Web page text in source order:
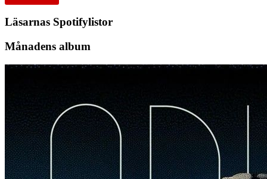
Läsarnas Spotifylistor
Månadens album